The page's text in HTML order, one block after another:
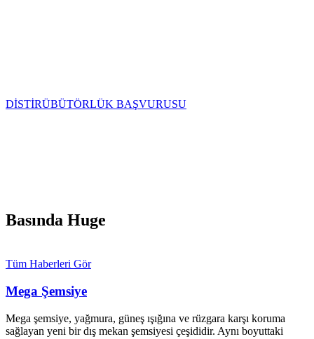
DİSTİRÜBÜTÖRLÜK BAŞVURUSU
Basında Huge
Tüm Haberleri Gör
Mega Şemsiye
Mega şemsiye, yağmura, güneş ışığına ve rüzgara karşı koruma
sağlayan yeni bir dış mekan şemsiyesi çeşididir. Aynı boyuttaki